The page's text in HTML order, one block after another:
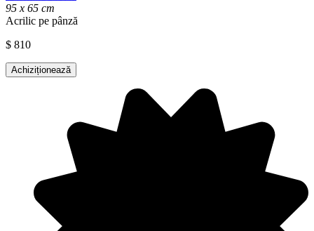
95 x 65 cm
Acrilic pe pânză
$ 810
Achiziționează